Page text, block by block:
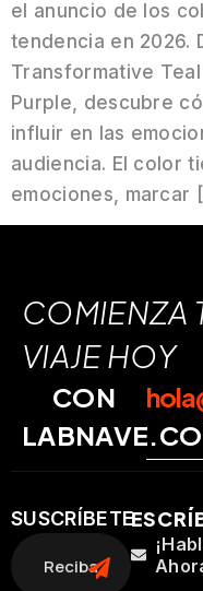
el anuncio de los
tendencia en 2026.
Transformative
Purple, descubre
influir en las
audiencia. El color
emociones, marcar
COMIENZA
VIAJE HOY
CON
SUSCRÍBETE